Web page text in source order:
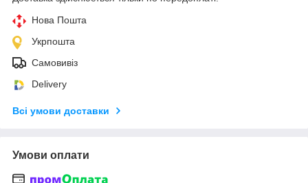
Нова Пошта
Укрпошта
Самовивіз
Delivery
Всі умови доставки
Умови оплати